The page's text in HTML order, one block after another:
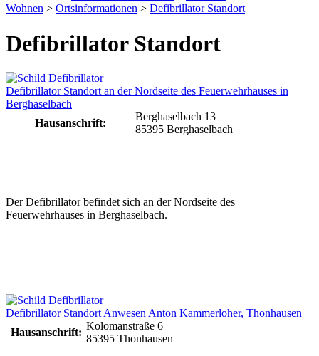
Wohnen > Ortsinformationen > Defibrillator Standort
Defibrillator Standort
Defibrillator Standort an der Nordseite des Feuerwehrhauses in
Berghaselbach
Hausanschrift:
Berghaselbach 13
85395 Berghaselbach
Der Defibrillator befindet sich an der Nordseite des
Feuerwehrhauses in Berghaselbach.
Defibrillator Standort Anwesen Anton Kammerloher, Thonhausen
Hausanschrift:
Kolomanstraße 6
85395 Thonhausen